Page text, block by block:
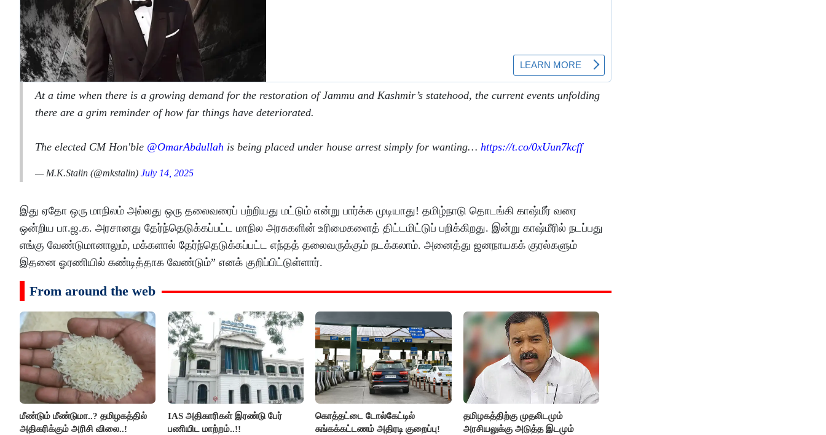
At a time when there is a growing demand for the restoration of Jammu and Kashmir’s statehood, the current events unfolding
there are a grim reminder of how far things have deteriorated.
The elected CM Hon'ble @OmarAbdullah is being placed under house arrest simply for wanting… https://t.co/0xUun7kcff
— M.K.Stalin (@mkstalin) July 14, 2025
இது ஏதோ ஒரு மாநிலம் அல்லது ஒரு தலைவரைப் பற்றியது மட்டும் என்று பார்க்க முடியாது! தமிழ்நாடு தொடங்கி காஷ்மீர் வரை
ஒன்றிய பா.ஜ.க. அரசானது தேர்ந்தெடுக்கப்பட்ட மாநில அரசுகளின் உரிமைகளைத் திட்டமிட்டுப் பறிக்கிறது. இன்று காஷ்மீரில் நடப்பது
எங்கு வேண்டுமானாலும், மக்களால் தேர்ந்தெடுக்கப்பட்ட எந்தத் தலைவருக்கும் நடக்கலாம். அனைத்து ஜனநாயகக் குரல்களும்
இதனை ஓரணியில் கண்டித்தாக வேண்டும்” எனக் குறிப்பிட்டுள்ளார்.
From around the web
மீண்டும் மீண்டுமா..? தமிழகத்தில்
அதிகரிக்கும் அரிசி விலை..!
IAS அதிகாரிகள் இரண்டு பேர்
பணியிட மாற்றம்..!!
கொத்தட்டை டோல்கேட்டில்
சுங்கக்கட்டணம் அதிரடி குறைப்பு!
தமிழகத்திற்கு முதலிடமும்
அரசியலுக்கு அடுத்த இடமும்